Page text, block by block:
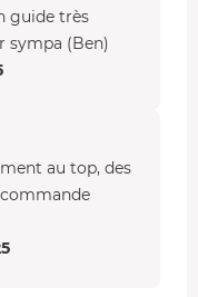
guide très
sympa (Ben)
au top, des